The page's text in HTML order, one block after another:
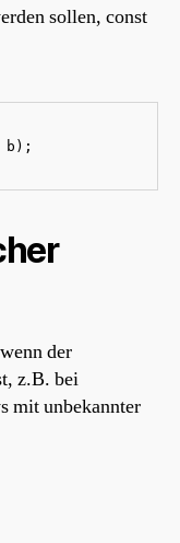
sollen, const
b);
der
z.B. bei
mit unbekannter